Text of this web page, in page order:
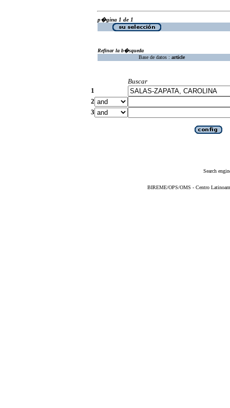
p�gina 1 de 1
Refinar la b�squeda
Base de datos : article
Buscar
1
2
3
Search
BIREME/OPS/OMS - Centro